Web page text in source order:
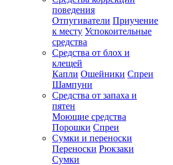
поведения
Отпугиватели Приучение
к месту Успокоительные
средства
Средства от блох и
клещей
Капли Ошейники Спреи
Шампуни
Средства от запаха и
пятен
Моющие средства
Порошки Спреи
Сумки и переноски
Переноски Рюкзаки
Сумки